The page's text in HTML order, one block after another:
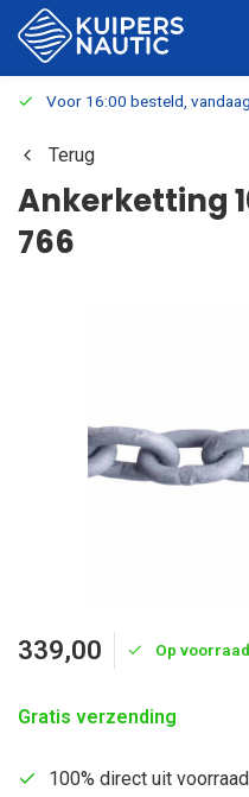
Voor 16:00 besteld,
Terug
Ankerketting
766
339,00 Op
Gratis verzending
100% direct uit